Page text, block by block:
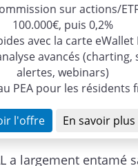
sur actions/
100.000€, puis 0,2%
avec la carte eWallet
avancés (charting,
alertes, webinars)
PEA pour les résidents
l'offre En savoir plus
a largement entamé